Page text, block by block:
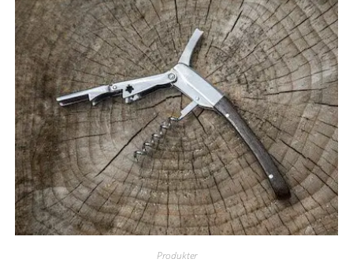
Produkter